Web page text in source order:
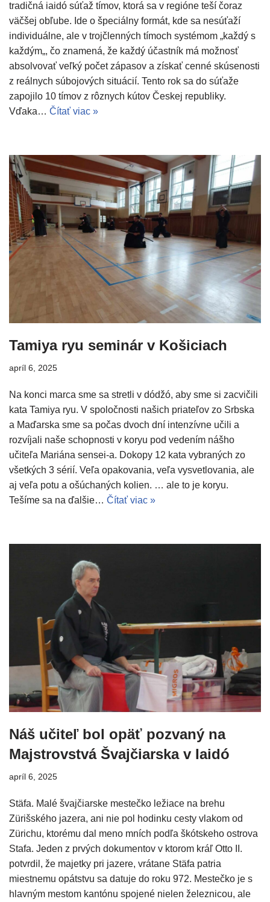
tradičná iaidó súťaž tímov, ktorá sa v regióne teší čoraz
väčšej obľube. Ide o špeciálny formát, kde sa nesúťaží
individuálne, ale v trojčlenných tímoch systémom „každý s
každým„, čo znamená, že každý účastník má možnosť
absolvovať veľký počet zápasov a získať cenné skúsenosti
z reálnych súbojových situácií. Tento rok sa do súťaže
zapojilo 10 tímov z rôznych kútov Českej republiky.
Vďaka… Čítať viac »
Tamiya ryu seminár v Košiciach
apríl 6, 2025
Na konci marca sme sa stretli v dódžó, aby sme si zacvičili
kata Tamiya ryu. V spoločnosti našich priateľov zo Srbska
a Maďarska sme sa počas dvoch dní intenzívne učili a
rozvíjali naše schopnosti v koryu pod vedením nášho
učiteľa Mariána sensei-a. Dokopy 12 kata vybraných zo
všetkých 3 sérií. Veľa opakovania, veľa vysvetlovania, ale
aj veľa potu a ošúchaných kolien. … ale to je koryu.
Tešíme sa na ďalšie… Čítať viac »
Náš učiteľ bol opäť pozvaný na
Majstrovstvá Švajčiarska v Iaidó
apríl 6, 2025
Stäfa. Malé švajčiarske mestečko ležiace na brehu
Zürišského jazera, ani nie pol hodinku cesty vlakom od
Zürichu, ktorému dal meno mních podľa škótskeho ostrova
Stafa. Jeden z prvých dokumentov v ktorom kráľ Otto II.
potvrdil, že majetky pri jazere, vrátane Stäfa patria
miestnemu opátstvu sa datuje do roku 972. Mestečko je s
hlavným mestom kantónu spojené nielen železnicou, ale